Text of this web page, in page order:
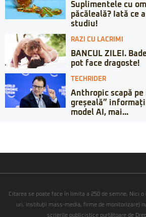
Suplimentele cu
păcăleală? Iată ce
studiu!
RAZI CU LACRIMI
BANCUL ZILEI.
pot face dragoste!
TECHRIDER
Anthropic scapă
greșeală”
model AI, mai...
Citarea se poate face în limita a 250 de semne. Nici
uri, instituţii mass-media, firme de monitorizare)
scrierile publicistice purtătoare de